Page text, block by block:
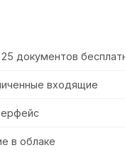
документов
входящие
в облаке